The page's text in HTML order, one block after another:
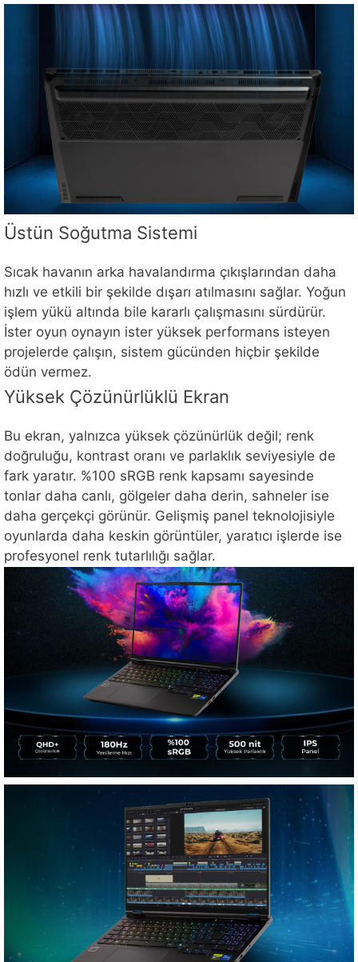
Üstün Soğutma Sistemi
Sıcak havanın arka havalandırma çıkışlarından daha
hızlı ve etkili bir şekilde dışarı atılmasını sağlar. Yoğun
işlem yükü altında bile kararlı çalışmasını sürdürür.
İster oyun oynayın ister yüksek performans isteyen
projelerde çalışın, sistem gücünden hiçbir şekilde
ödün vermez.
Yüksek Çözünürlüklü Ekran
Bu ekran, yalnızca yüksek çözünürlük değil; renk
doğruluğu, kontrast oranı ve parlaklık seviyesiyle de
fark yaratır. %100 sRGB renk kapsamı sayesinde
tonlar daha canlı, gölgeler daha derin, sahneler ise
daha gerçekçi görünür. Gelişmiş panel teknolojisiyle
oyunlarda daha keskin görüntüler, yaratıcı işlerde ise
profesyonel renk tutarlılığı sağlar.